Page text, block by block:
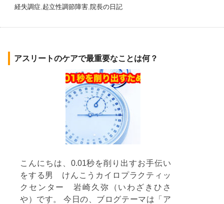
経失調症,起立性調節障害,院長の日記
アスリートのケアで最重要なことは何？
こんにちは、0.01秒を削り出すお手伝い
をする男 けんこうカイロプラクティッ
クセンター 岩崎久弥（いわざきひさ
や）です。 今日の、ブログテーマは「ア